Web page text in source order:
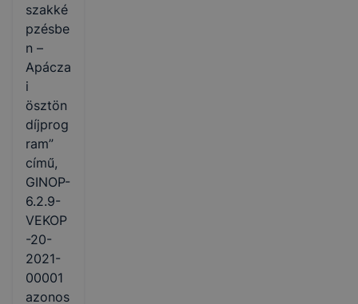
szakké
pzésbe
n –
Apácza
i
ösztön
díjprog
ram”
című,
GINOP-
6.2.9-
VEKOP
-20-
2021-
00001
azonos